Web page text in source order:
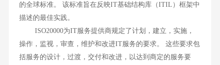
的全球标准。 该标准旨在反映IT基础结构库（ITIL）框架中
描述的最佳实践。
ISO20000为IT服务提供商规定了计划，建立，实施，
操作，监视，审查，维护和改进IT服务的要求。 这些要求包
括服务的设计，过渡，交付和改进，以达到商定的服务要